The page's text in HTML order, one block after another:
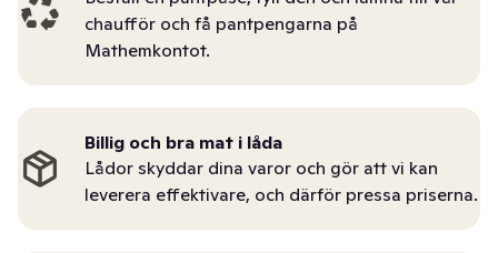
chaufför och få pantpengarna på
Mathemkontot.
Billig och bra mat i låda
Lådor skyddar dina varor och gör att vi kan
leverera effektivare, och därför pressa priserna.